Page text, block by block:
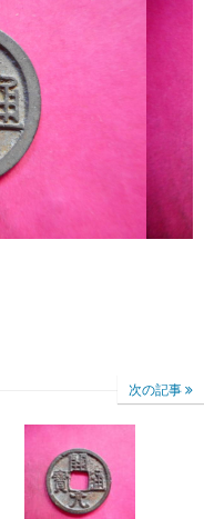
次の記事